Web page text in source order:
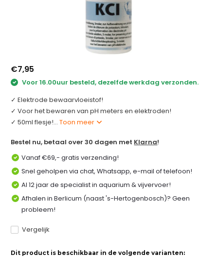
€7,95
Voor 16.00uur besteld, dezelfde werkdag verzonden.
✓ Elektrode bewaarvloeistof!
✓ Voor het bewaren van pH meters en elektroden!
✓ 50ml flesje!...Toon meer
Bestel nu, betaal over 30 dagen met Klarna!
Vanaf €69,- gratis verzending!
Snel geholpen via chat, Whatsapp, e-mail of telefoon!
Al 12 jaar de specialist in aquarium & vijvervoer!
Afhalen in Berlicum (naast 's-Hertogenbosch)? Geen
probleem!
Vergelijk
Dit product is beschikbaar in de volgende varianten: